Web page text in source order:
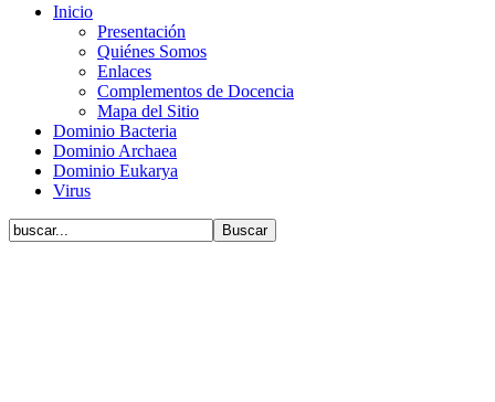
Inicio
Presentación
Quiénes Somos
Enlaces
Complementos de Docencia
Mapa del Sitio
Dominio Bacteria
Dominio Archaea
Dominio Eukarya
Virus